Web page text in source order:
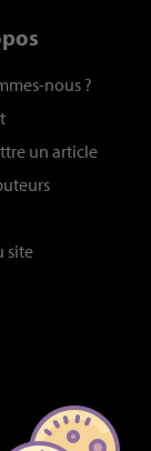
nous ?
un article
site